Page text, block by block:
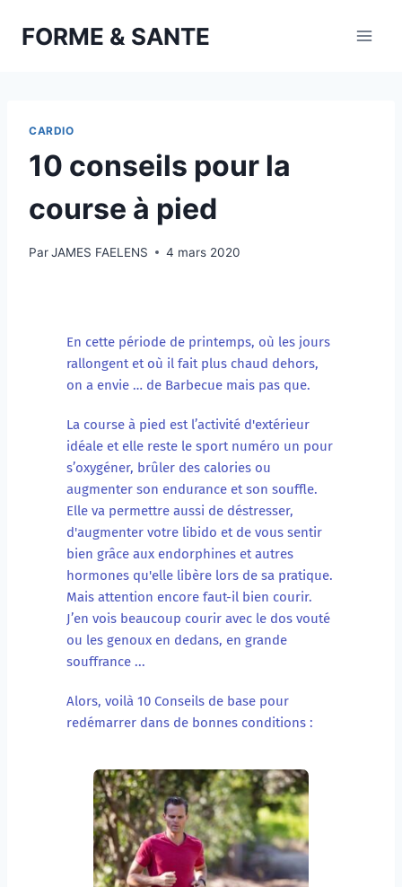
FORME & SANTE
CARDIO
10 conseils pour la
course à pied
ParJAMES FAELENS 4 mars 2020
En cette période de printemps, où les jours
rallongent et où il fait plus chaud dehors,
on a envie … de Barbecue mais pas que.
La course à pied est l’activité d'extérieur
idéale et elle reste le sport numéro un pour
s’oxygéner, brûler des calories ou
augmenter son endurance et son souffle.
Elle va permettre aussi de déstresser,
d'augmenter votre libido et de vous sentir
bien grâce aux endorphines et autres
hormones qu'elle libère lors de sa pratique.
Mais attention encore faut-il bien courir.
J’en vois beaucoup courir avec le dos vouté
ou les genoux en dedans, en grande
souffrance ...
Alors, voilà 10 Conseils de base pour
redémarrer dans de bonnes conditions :